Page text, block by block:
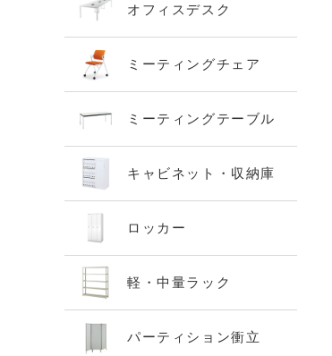
オフィスデスク
ミーティングチェア
ミーティングテーブル
キャビネット・収納庫
ロッカー
軽・中量ラック
パーティション衝立